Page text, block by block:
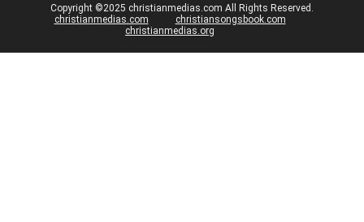
Copyright ©2025 christianmedias.com All Rights Reserved.
christianmedias.com
christiansongsbook.com
christianmedias.org